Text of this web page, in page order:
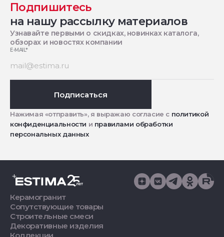
Подпишитесь
на нашу рассылку материалов
Узнавайте первыми о скидках, новинках каталога,
обзорах и новостях компании
E-MAIL*
Подписаться
Нажимая «отправить», я выражаю согласие с политикой
конфиденциальности и правилами обработки
персональных данных
Керамогранит
Сопутствующие товары
Строительные смеси
Декоративные изделия